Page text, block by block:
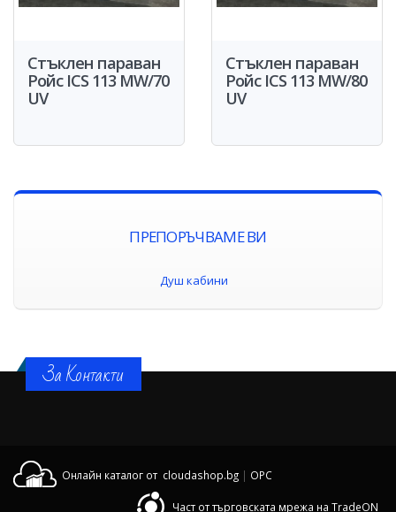
Стъклен параван
Ройс ICS 113 MW/70
UV
Стъклен параван
Ройс ICS 113 MW/80
UV
ПРЕПОРЪЧВАМЕ ВИ
Душ кабини
За Контакти
Онлайн каталог от cloudashop.bg | OPC
Част от търговската мрежа на TradeON